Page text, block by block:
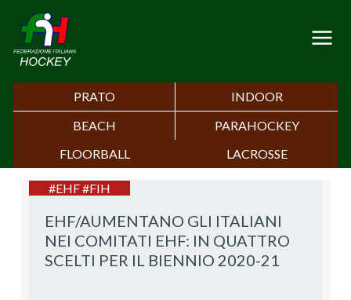
PRATO
INDOOR
BEACH
PARAHOCKEY
FLOORBALL
LACROSSE
EHF/AUMENTANO GLI ITALIANI
NEI COMITATI EHF: IN QUATTRO
SCELTI PER IL BIENNIO 2020-21
#EHF #FIH